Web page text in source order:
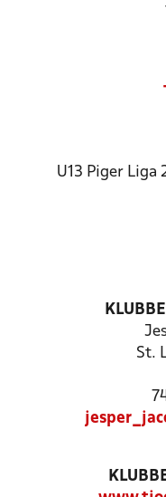
U13 Piger Liga
St.